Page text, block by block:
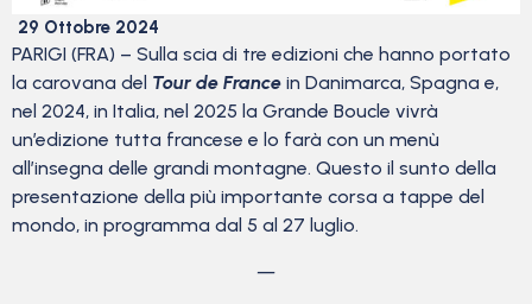
29 Ottobre 2024
PARIGI (FRA) – Sulla scia di tre edizioni che hanno portato
la carovana del Tour de France in Danimarca, Spagna e,
nel 2024, in Italia, nel 2025 la Grande Boucle vivrà
un’edizione tutta francese e lo farà con un menù
all’insegna delle grandi montagne. Questo il sunto della
presentazione della più importante corsa a tappe del
mondo, in programma dal 5 al 27 luglio.
—